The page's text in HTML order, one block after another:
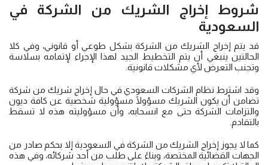
شروط إخراج الشريك من الشركة في
السعودية
قد يتم إخراج الشريك من الشركة بشكل طوعي أو قانوني، وفي كلا
الحالتين ينبغي أن يتم التخطيط الجيد لهذا الإجراء لإتمامه بسلاسة
وتجنب التعرض لأي مشكلات قانونية.
وقد اشترط نظام الشركات السعودي في حال إخراج شريك من شركة
تضامن أن يكون الشريك مسؤولًا مسؤولية شخصية عن كافة ديون
والتزامات الشركة حتى مع انسحابه، وأن مسؤوليته هذه لا تسقط
بالتقادم.
كما لا يجوز إخراج الشريك من الشركة في السعودية إلا بحكم صادر من
الجهات القضائية المختصة، وبناءً على طلب من أحد شركائه، وفي هذه